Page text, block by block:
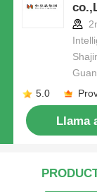
5.0
Llama